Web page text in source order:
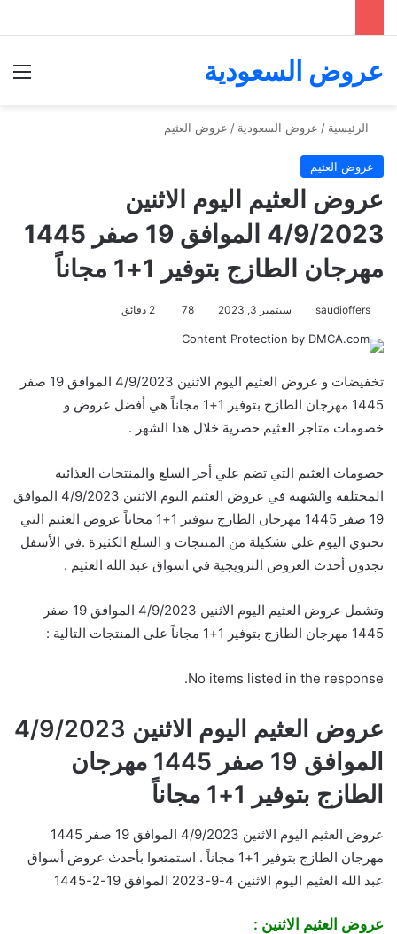
عروض السعودية
الرئيسية / عروض السعودية / عروض العثيم
عروض العثيم
عروض العثيم اليوم الاثنين
4/9/2023 الموافق 19 صفر 1445
مهرجان الطازج بتوفير 1+1 مجاناً
saudioffers سبتمبر 3, 2023 78
تخفيضات و عروض العثيم اليوم الاثنين 4/9/2023 الموافق 19 صفر
1445 مهرجان الطازج بتوفير 1+1 مجاناً هي أفضل عروض و
خصومات متاجر العثيم حصرية خلال هدا الشهر .
خصومات العثيم التي تضم علي أخر السلع والمنتجات الغذائية
المختلفة والشهية في عروض العثيم اليوم الاثنين 4/9/2023 الموافق
19 صفر 1445 مهرجان الطازج بتوفير 1+1 مجاناً عروض العثيم التي
تحتوي اليوم علي تشكيلة من المنتجات و السلع الكثيرة .في الأسفل
تجدون أحدث العروض الترويجية في اسواق عبد الله العثيم .
وتشمل عروض العثيم اليوم الاثنين 4/9/2023 الموافق 19 صفر
1445 مهرجان الطازج بتوفير 1+1 مجاناً على المنتجات التالية :
No items listed in the response.
عروض العثيم اليوم الاثنين 4/9/2023
الموافق 19 صفر 1445 مهرجان
الطازج بتوفير 1+1 مجاناً
عروض العثيم اليوم الاثنين 4/9/2023 الموافق 19 صفر 1445
مهرجان الطازج بتوفير 1+1 مجاناً . استمتعوا بأحدث عروض أسواق
عبد الله العثيم اليوم الاثنين 4-9-2023 الموافق 19-2-1445
عروض العثيم الاثنين :